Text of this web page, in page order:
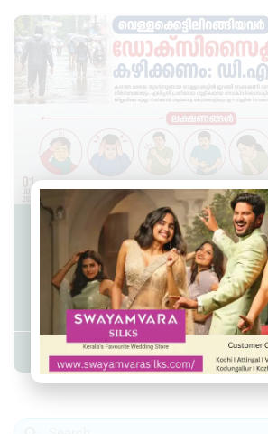
വെള്ളക്കെട്ടിലിറങ്ങിയവർ
ഡോക്‌സിസൈക്ലിൻ
ഡി എം ഒ
Admin YS June 1, 2026 7:41 pm